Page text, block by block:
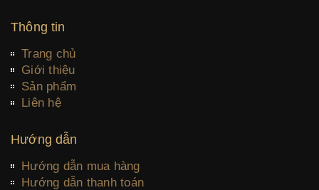
Thông tin
Trang chủ
Giới thiệu
Sản phẩm
Liên hệ
Hướng dẫn
Hướng dẫn mua hàng
Hướng dẫn thanh toán